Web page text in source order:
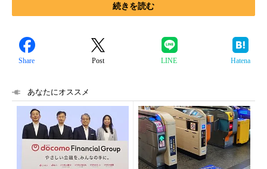
続きを読む
Share Post LINE Hatena
あなたにオススメ